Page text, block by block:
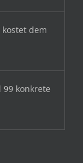
dem
99 konkrete